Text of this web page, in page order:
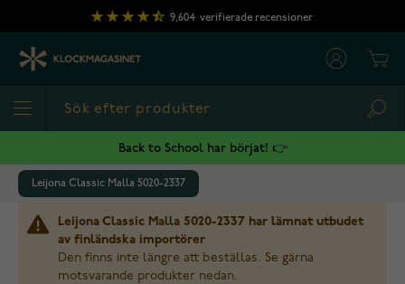
Hoppa till innehållet
9,604 verifierade recensioner
Back to School har börjat! 👉
Leijona Classic Malla 5020-2337
Leijona Classic Malla 5020-2337 har lämnat utbudet
av finländska importörer
Den finns inte längre att beställas. Se gärna
motsvarande produkter nedan.